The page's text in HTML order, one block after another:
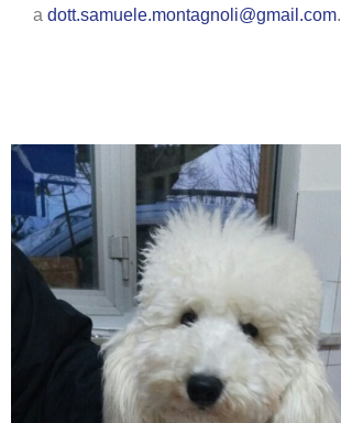
a dott.samuele.montagnoli@gmail.com.